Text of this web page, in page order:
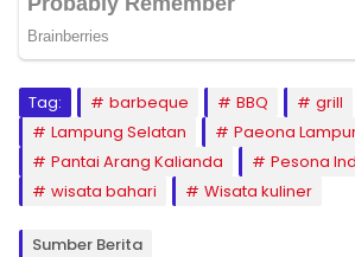
Tag: barbeque BBQ
grill
Lampung Selatan
Paeona
Pantai Arang Kalianda
Pesona
wisata bahari
Wisata kuliner
Sumber Berita